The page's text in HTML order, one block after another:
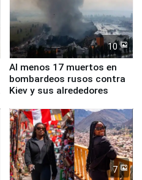
10
Al menos 17 muertos en
bombardeos rusos contra
Kiev y sus alrededores
7